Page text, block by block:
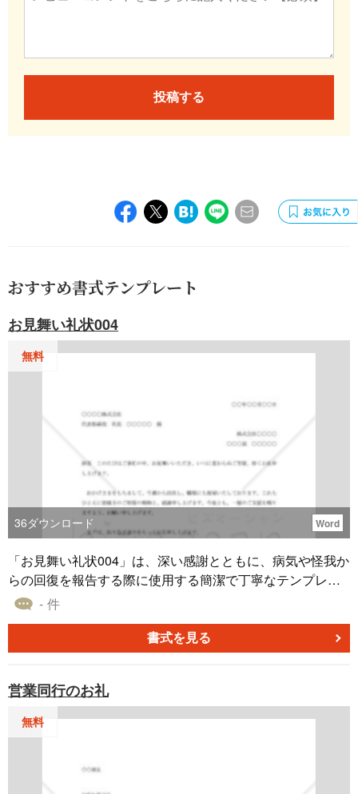
投稿する
おすすめ書式テンプレート
お見舞い礼状004
無料
36ダウンロード Word
「お見舞い礼状004」は、深い感謝とともに、病気や怪我か
らの回復を報告する際に使用する簡潔で丁寧なテンプレー
ト書式です。 病気や怪我を乗り越えた後の状態を知らせる
たらします。このテンプレートを使用することで、そうし
た情報と共に、深い感謝の気持ちを伝えることができま
- 件
書式を見る
営業同行のお礼
無料